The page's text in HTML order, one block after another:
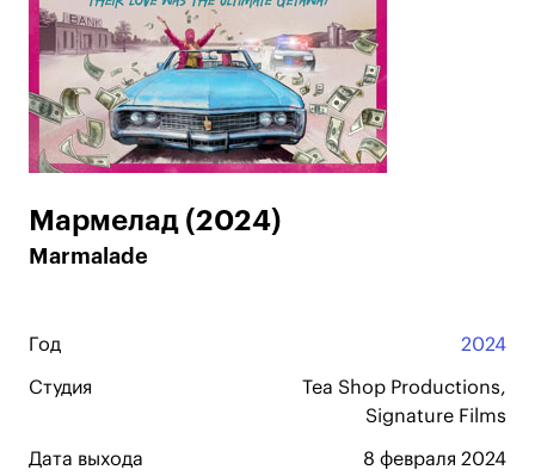
Мармелад (2024)
Marmalade
Год 2024
Студия
Tea Shop Productions,
Signature Films
Дата выхода 8 февраля 2024